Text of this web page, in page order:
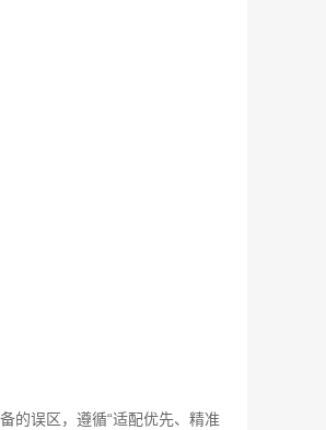
的误区，遵循“适配优先、精准